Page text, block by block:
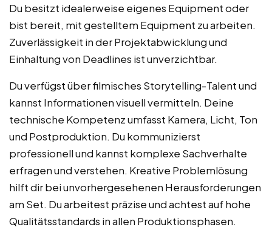
Du besitzt idealerweise eigenes Equipment oder
bist bereit, mit gestelltem Equipment zu arbeiten.
Zuverlässigkeit in der Projektabwicklung und
Einhaltung von Deadlines ist unverzichtbar.
Du verfügst über filmisches Storytelling-Talent und
kannst Informationen visuell vermitteln. Deine
technische Kompetenz umfasst Kamera, Licht, Ton
und Postproduktion. Du kommunizierst
professionell und kannst komplexe Sachverhalte
erfragen und verstehen. Kreative Problemlösung
hilft dir bei unvorhergesehenen Herausforderungen
am Set. Du arbeitest präzise und achtest auf hohe
Qualitätsstandards in allen Produktionsphasen.